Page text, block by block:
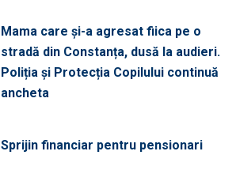
Mama care și-a agresat fiica pe o
stradă din Constanța, dusă la audieri.
Poliția și Protecția Copilului continuă
ancheta
Sprijin financiar pentru pensionari